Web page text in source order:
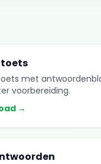
met
voorbereiding.
→